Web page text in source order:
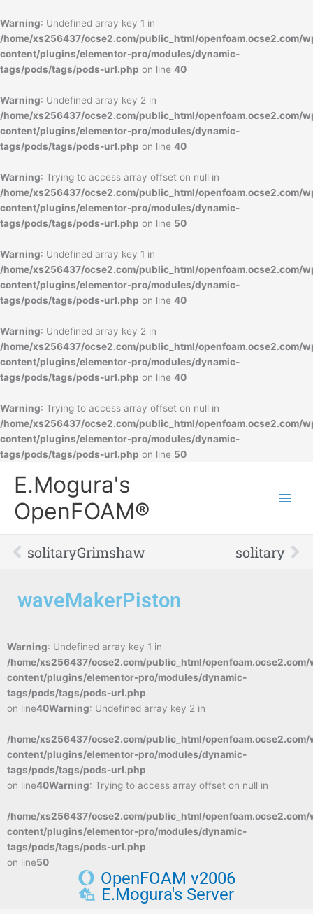
Warning: Undefined array key 1 in
/home/xs256437/ocse2.com/public_html/openfoam.ocse2.com/
content/plugins/elementor-pro/modules/dynamic-
tags/pods/tags/pods-url.php on line 40
Warning: Undefined array key 2 in
/home/xs256437/ocse2.com/public_html/openfoam.ocse2.com/
content/plugins/elementor-pro/modules/dynamic-
tags/pods/tags/pods-url.php on line 40
Warning: Trying to access array offset on null in
/home/xs256437/ocse2.com/public_html/openfoam.ocse2.com/
content/plugins/elementor-pro/modules/dynamic-
tags/pods/tags/pods-url.php on line 50
Warning: Undefined array key 1 in
/home/xs256437/ocse2.com/public_html/openfoam.ocse2.com/
content/plugins/elementor-pro/modules/dynamic-
tags/pods/tags/pods-url.php on line 40
Warning: Undefined array key 2 in
/home/xs256437/ocse2.com/public_html/openfoam.ocse2.com/
content/plugins/elementor-pro/modules/dynamic-
tags/pods/tags/pods-url.php on line 40
Warning: Trying to access array offset on null in
/home/xs256437/ocse2.com/public_html/openfoam.ocse2.com/
content/plugins/elementor-pro/modules/dynamic-
tags/pods/tags/pods-url.php on line 50
容
を
ス
キ
プ
E.Mogura's
OpenFOAM®
Prev
solitaryGrimshaw solitary
waveMakerPiston
Warning: Undefined array key 1 in
/home/xs256437/ocse2.com/public_html/openfoam.ocse2.com/
content/plugins/elementor-pro/modules/dynamic-
tags/pods/tags/pods-url.php
on line40Warning: Undefined array key 2 in
/home/xs256437/ocse2.com/public_html/openfoam.ocse2.com/
content/plugins/elementor-pro/modules/dynamic-
tags/pods/tags/pods-url.php
on line40Warning: Trying to access array offset on null in
/home/xs256437/ocse2.com/public_html/openfoam.ocse2.com/
content/plugins/elementor-pro/modules/dynamic-
tags/pods/tags/pods-url.php
on line50
OpenFOAM v2006
E.Mogura's Server